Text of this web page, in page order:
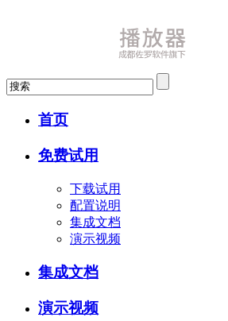
首页
免费试用
下载试用
配置说明
集成文档
演示视频
集成文档
演示视频